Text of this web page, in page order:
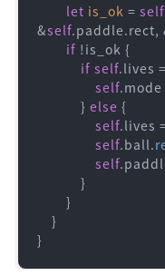
let is_ok = self
&self.paddle.rect,
if !is_ok {
if self.lives
self.mode
            }
else {
self.lives
self.ball.
self
}